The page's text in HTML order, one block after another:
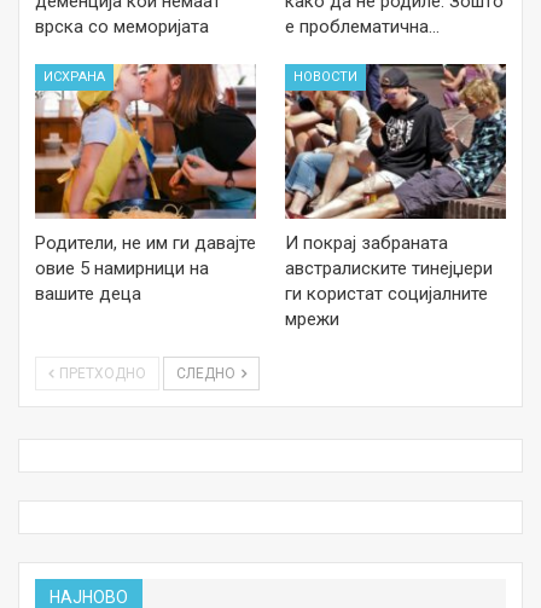
врска со меморијата
е проблематична…
ИСХРАНА
Родители, не им ги давајте
овие 5 намирници на
вашите деца
НОВОСТИ
И покрај забраната
австралиските тинејџери
ги користат социјалните
мрежи
ПРЕТХОДНО СЛЕДНО
НАЈНОВО